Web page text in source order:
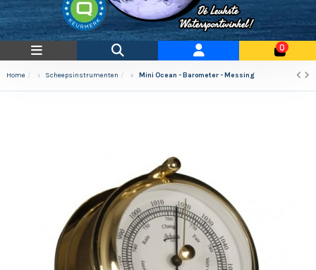
0
Home Scheepsinstrumenten Mini Ocean - Barometer - Messing